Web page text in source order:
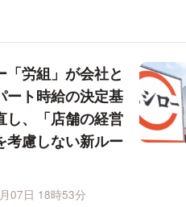
「労組」が会社と
ト時給の決定基
し、「店舗の経営
考慮しない新ルー
07日 18時53分